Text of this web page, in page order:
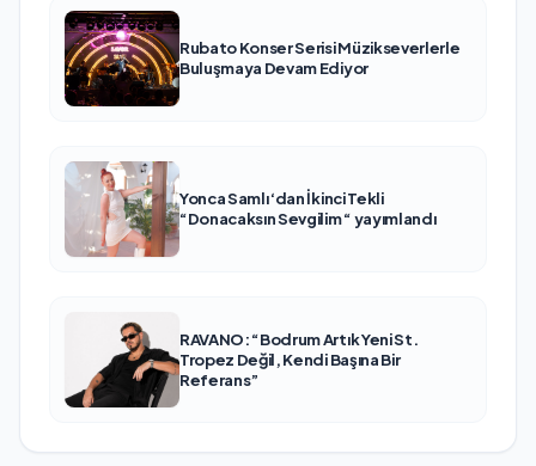
Rubato Konser Serisi Müzikseverlerle
Buluşmaya Devam Ediyor
Yonca Samlı ‘dan İkinci Tekli
“Donacaksın Sevgilim “ yayımlandı
RAVANO: “Bodrum Artık Yeni St.
Tropez Değil, Kendi Başına Bir
Referans”